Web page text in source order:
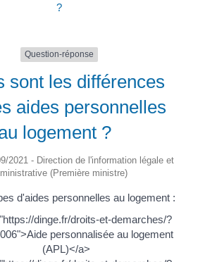
?
Question-réponse
sont les différences
aides personnelles
logement ?
2021 - Direction de l'information légale et
(Première ministre)
d'aides personnelles au logement :
dinge.fr/droits-et-demarches/?
personnalisée au logement
(APL)</a>